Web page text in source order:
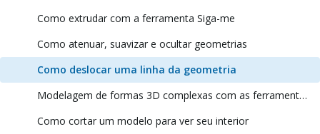
Como extrudar com a ferramenta Siga-me
Como atenuar, suavizar e ocultar geometrias
Como deslocar uma linha da geometria
Modelagem de formas 3D complexas com as ferramentas de sólidos
Como cortar um modelo para ver seu interior